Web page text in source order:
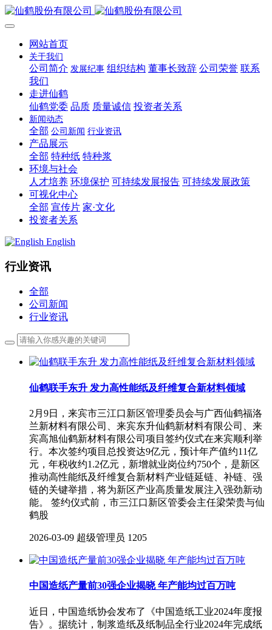
网站首页
关于我们
公司简介 发展纪事 组织结构 董事长致辞 公司荣誉 联系
我们
走进仙鹤
仙鹤党委 品质 质量诚信 投资者关系
新闻动态
全部 公司新闻 行业资讯
产品展示
全部 特种纸 特种浆
环境与社会
人才培养 环境保护 可持续发展报告 可持续发展政策
可视化中心
全部 宣传片 家·文化
投资者关系
English
行业资讯
全部
公司新闻
行业资讯
仙鹤联手东升 发力高性能纸及纤维复合新材料领域
2月9日，来宾市三江口新区管理委员会与广西仙鹤福洛
兰新材料有限公司、来宾东升仙鹤新材料有限公司、来
宾高旭仙鹤新材料有限公司项目签约仪式在来宾顺利举
行。本次签约项目总投资达9亿元，预计年产值约11亿
元，年税收约1.2亿元，新增就业岗位约750个，是新区
推动高性能纸及纤维复合新材料产业链延链、补链、强
链的关键举措，将为新区产业高质量发展注入强劲新动
能。 签约仪式前，市三江口新区管委会主任梁荣贵与仙
鹤股
2026-03-09 超级管理员 1205
中国造纸产量前30强企业揭晓 年产能均过百万吨
近日，中国造纸协会发布了《中国造纸工业2024年度报
告》。据统计，制浆造纸及纸制品全行业2024年完成纸